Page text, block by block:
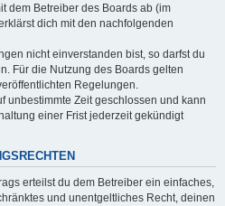
dem Betreiber des Boards ab (im
dich mit den nachfolgenden
nicht einverstanden bist, so darfst du
Für die Nutzung des Boards gelten
Regelungen.
unbestimmte Zeit geschlossen und kann
einer Frist jederzeit gekündigt
erteilst du dem Betreiber ein einfaches,
und unentgeltliches Recht, deinen